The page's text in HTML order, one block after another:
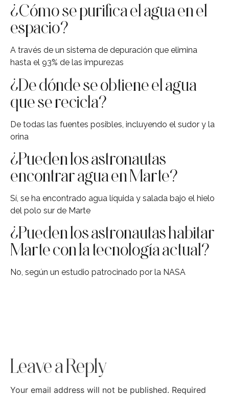
¿Cómo se purifica el agua en el
espacio?
A través de un sistema de depuración que elimina
hasta el 93% de las impurezas
¿De dónde se obtiene el agua
que se recicla?
De todas las fuentes posibles, incluyendo el sudor y la
orina
¿Pueden los astronautas
encontrar agua en Marte?
Sí, se ha encontrado agua líquida y salada bajo el hielo
del polo sur de Marte
¿Pueden los astronautas habitar
Marte con la tecnología actual?
No, según un estudio patrocinado por la NASA
Leave a Reply
Your email address will not be published. Required